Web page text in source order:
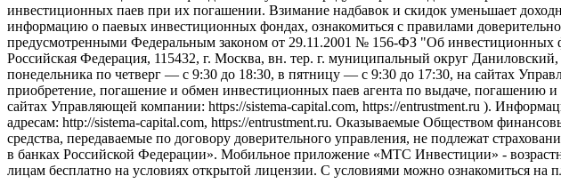
инвестиционных паев при их погашении. Взимание надбавок и скидок уменьшает
информацию о паевых инвестиционных фондах, ознакомиться с правилами
предусмотренными Федеральным законом от 29.11.2001 № 156-ФЗ "Об
Российская Федерация, 115432, г. Москва, вн. тер. г. муниципальный округ
понедельника по четверг — c 9:30 до 18:30, в пятницу — с 9:30 до 17:30, на сайтах
приобретение, погашение и обмен инвестиционных паев агента по выдаче, погашению
сайтах Управляющей компании: https://sistema-capital.com, https://entrustment.ru ).
адресам: http://sistema-capital.com, https://entrustment.ru. Оказываемые Обществом
средства, передаваемые по договору доверительного управления, не подлежат
в банках Российской Федерации». Мобильное приложение «МТС Инвестиции» -
лицам бесплатно на условиях открытой лицензии. С условиями можно ознакомиться на